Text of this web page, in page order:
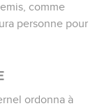
comme
personne pour
ordonna à